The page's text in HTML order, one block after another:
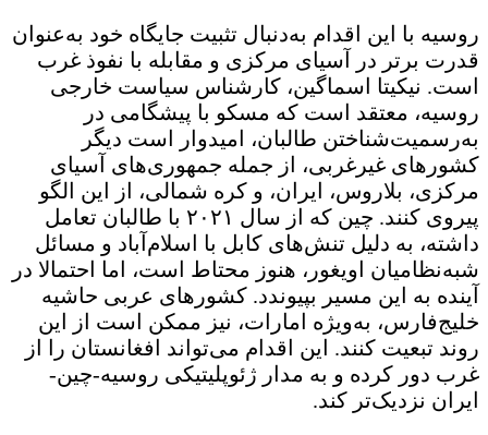
روسیه با این اقدام به‌دنبال تثبیت جایگاه خود به‌عنوان
قدرت برتر در آسیای مرکزی و مقابله با نفوذ غرب
است. نیکیتا اسماگین، کارشناس سیاست خارجی
روسیه، معتقد است که مسکو با پیشگامی در
به‌رسمیت‌شناختن طالبان، امیدوار است دیگر
کشورهای غیرغربی، از جمله جمهوری‌های آسیای
مرکزی، بلاروس، ایران، و کره شمالی، از این الگو
پیروی کنند. چین که از سال ۲۰۲۱ با طالبان تعامل
داشته، به دلیل تنش‌های کابل با اسلام‌آباد و مسائل
شبه‌نظامیان اویغور، هنوز محتاط است، اما احتمالا در
آینده به این مسیر بپیوندد. کشورهای عربی حاشیه
خلیج‌فارس، به‌ویژه امارات، نیز ممکن است از این
روند تبعیت کنند. این اقدام می‌تواند افغانستان را از
غرب دور کرده و به مدار ژئوپلیتیکی روسیه-چین-
ایران نزدیک‌تر کند.